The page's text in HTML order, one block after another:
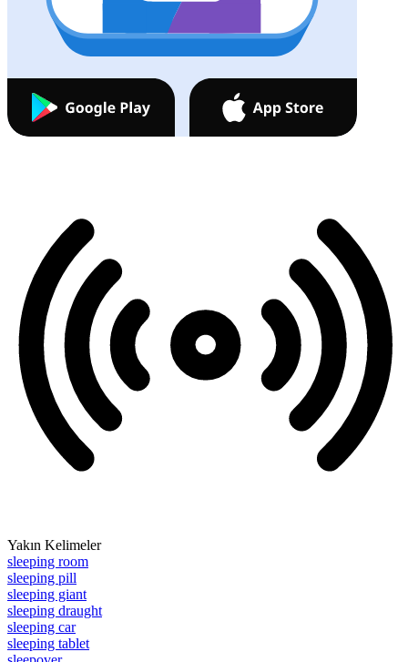
Yakın Kelimeler
sleeping room
sleeping pill
sleeping giant
sleeping draught
sleeping car
sleeping tablet